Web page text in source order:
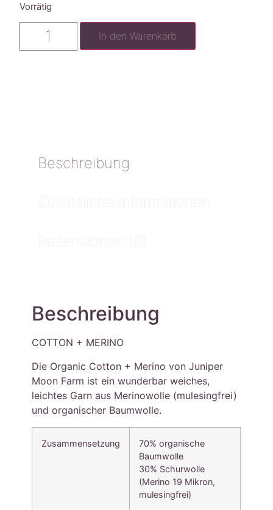
Vorrätig
In den Warenkorb
Beschreibung
Zusätzliche Informationen
Rezensionen (0)
Beschreibung
COTTON + MERINO
Die Organic Cotton + Merino von Juniper
Moon Farm ist ein wunderbar weiches,
leichtes Garn aus Merinowolle (mulesingfrei)
und organischer Baumwolle.
Zusammensetzung
70% organische
Baumwolle
30% Schurwolle
(Merino 19 Mikron,
mulesingfrei)